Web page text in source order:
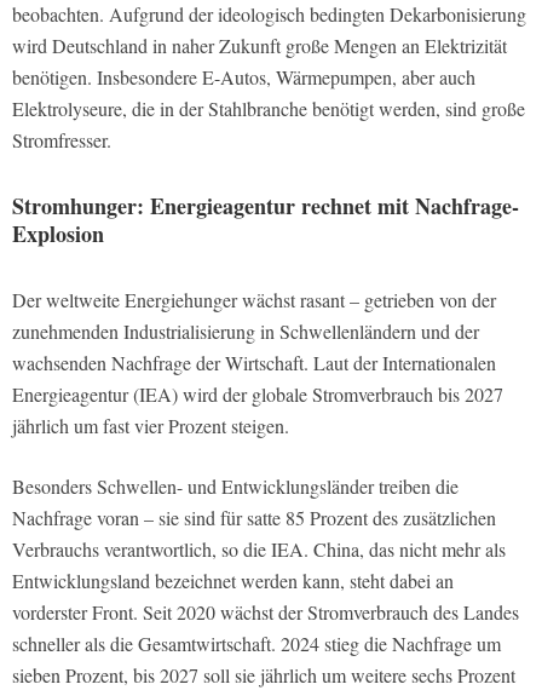
beobachten. Aufgrund der ideologisch bedingten Dekarbonisierung
wird Deutschland in naher Zukunft große Mengen an Elektrizität
benötigen. Insbesondere E-Autos, Wärmepumpen, aber auch
Elektrolyseure, die in der Stahlbranche benötigt werden, sind große
Stromfresser.
Stromhunger: Energieagentur rechnet mit Nachfrage-
Explosion
Der weltweite Energiehunger wächst rasant – getrieben von der
zunehmenden Industrialisierung in Schwellenländern und der
wachsenden Nachfrage der Wirtschaft. Laut der Internationalen
Energieagentur (IEA) wird der globale Stromverbrauch bis 2027
jährlich um fast vier Prozent steigen.
Besonders Schwellen- und Entwicklungsländer treiben die
Nachfrage voran – sie sind für satte 85 Prozent des zusätzlichen
Verbrauchs verantwortlich, so die IEA. China, das nicht mehr als
Entwicklungsland bezeichnet werden kann, steht dabei an
vorderster Front. Seit 2020 wächst der Stromverbrauch des Landes
schneller als die Gesamtwirtschaft. 2024 stieg die Nachfrage um
sieben Prozent, bis 2027 soll sie jährlich um weitere sechs Prozent